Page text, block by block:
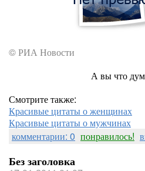
© РИА Новости
А вы что
Смотрите также:
Красивые цитаты о женщинах
Красивые цитаты о мужчинах
комментарии: 0 понравилось!
Без заголовка